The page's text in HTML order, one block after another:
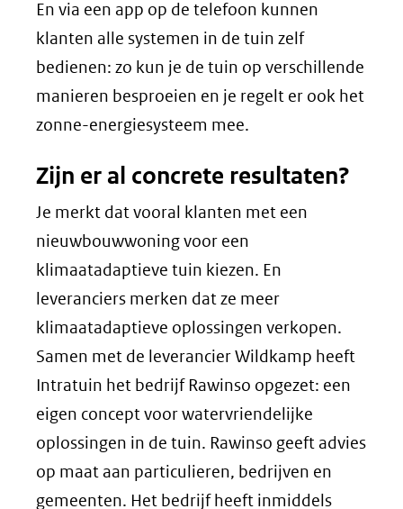
En via een app op de telefoon kunnen
klanten alle systemen in de tuin zelf
bedienen: zo kun je de tuin op verschillende
manieren besproeien en je regelt er ook het
zonne-energiesysteem mee.
Zijn er al concrete resultaten?
Je merkt dat vooral klanten met een
nieuwbouwwoning voor een
klimaatadaptieve tuin kiezen. En
leveranciers merken dat ze meer
klimaatadaptieve oplossingen verkopen.
Samen met de leverancier Wildkamp heeft
Intratuin het bedrijf Rawinso opgezet: een
eigen concept voor watervriendelijke
oplossingen in de tuin. Rawinso geeft advies
op maat aan particulieren, bedrijven en
gemeenten. Het bedrijf heeft inmiddels